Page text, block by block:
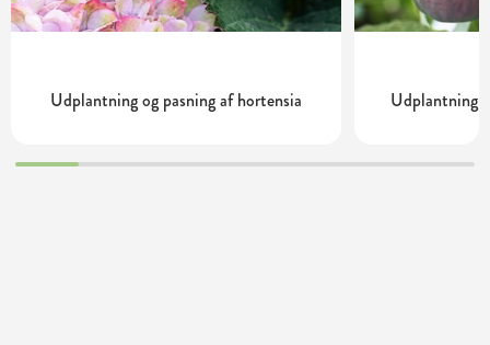
Udplantning og pasning af hortensia Udplantning